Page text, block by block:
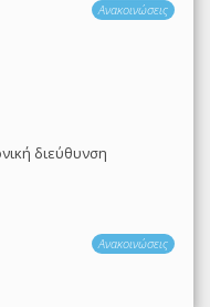
Ανακοινώσεις
διεύθυνση
Ανακοινώσεις